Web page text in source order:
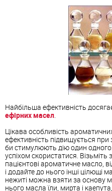
Найбільша ефективність
ефірних масел.
Цікава особливість
ефективність підвищується при
би стимулюють дію один
успіхом скористатися.
пацієнтові ароматичне масло,
і додайте до нього інші цілющі
нежиті можна взяти за основу
нього масла їли, мирта і